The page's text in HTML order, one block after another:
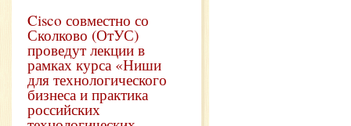
Cisco совместно со
Сколково (ОтУС)
проведут лекции в
рамках курса «Ниши
для технологического
бизнеса и практика
российских